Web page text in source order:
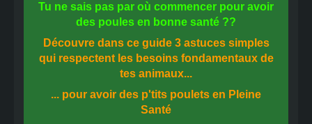
Tu ne sais pas par où commencer pour avoir
des poules en bonne santé ??
Découvre dans ce guide 3 astuces simples
qui respectent les besoins fondamentaux de
tes animaux...
... pour avoir des p'tits poulets en Pleine
Santé